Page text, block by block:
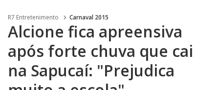
R7 Entretenimento Carnaval 2015
Alcione fica apreensiva
após forte chuva que cai
na Sapucaí: "Prejudica